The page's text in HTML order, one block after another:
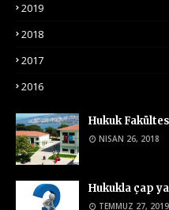
2019
2018
2017
2016
Hukuk
NISAN 26, 2018
Hukukla çap
TEMMUZ 27, 2019